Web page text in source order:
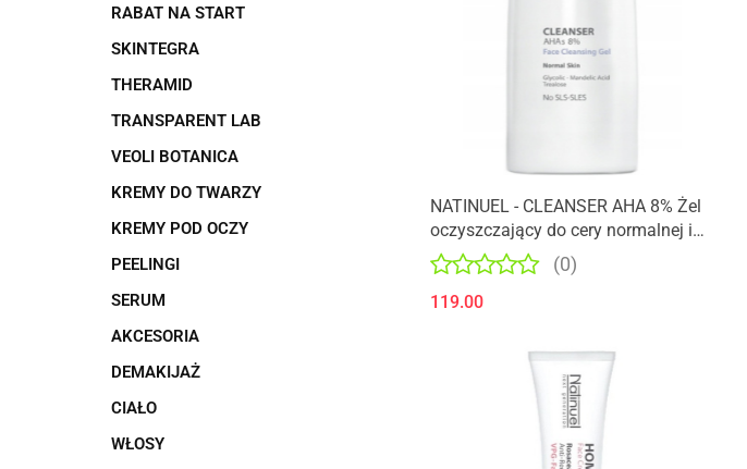
RABAT NA START
SKINTEGRA
THERAMID
TRANSPARENT LAB
VEOLI BOTANICA
KREMY DO TWARZY
KREMY POD OCZY
PEELINGI
SERUM
AKCESORIA
DEMAKIJAŻ
CIAŁO
WŁOSY
Produkt niedostępny
NATINUEL - CLEANSER AHA 8% Żel
oczyszczający do cery normalnej i
mieszanej 150 ml(0)
119.00